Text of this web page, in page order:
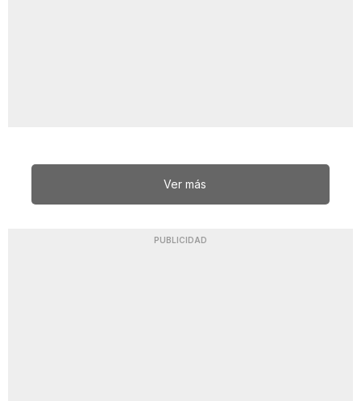
Ver más
PUBLICIDAD